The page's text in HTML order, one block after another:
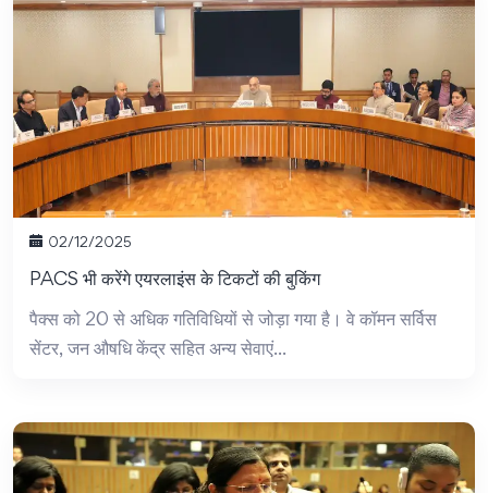
02/12/2025
PACS भी करेंगे एयरलाइंस के टिकटों की बुकिंग
पैक्स को 20 से अधिक गतिविधियों से जोड़ा गया है। वे कॉमन सर्विस
सेंटर, जन औषधि केंद्र सहित अन्य सेवाएं...